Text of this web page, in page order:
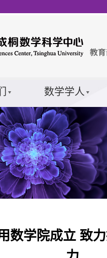
数学学人
数学院成立 致